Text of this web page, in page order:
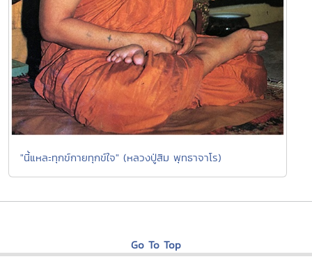
"นี้แหละทุกข์กายทุกข์ใจ" (หลวงปู่สิม พุทธาจาโร)
Go To Top